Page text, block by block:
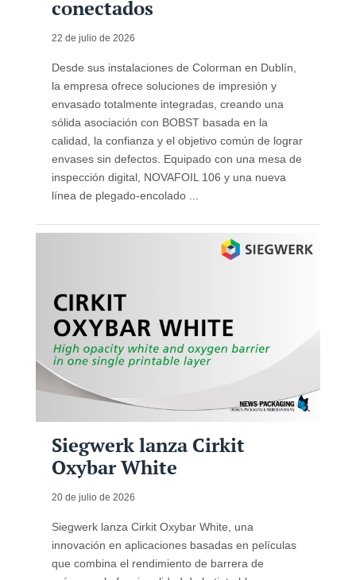
conectados
22 de julio de 2026
Desde sus instalaciones de Colorman en Dublín,
la empresa ofrece soluciones de impresión y
envasado totalmente integradas, creando una
sólida asociación con BOBST basada en la
calidad, la confianza y el objetivo común de lograr
envases sin defectos. Equipado con una mesa de
inspección digital, NOVAFOIL 106 y una nueva
línea de plegado-encolado ...
Siegwerk lanza Cirkit
Oxybar White
20 de julio de 2026
Siegwerk lanza Cirkit Oxybar White, una
innovación en aplicaciones basadas en películas
que combina el rendimiento de barrera de